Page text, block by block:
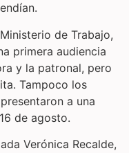
de Trabajo,
primera audiencia
y la patronal, pero
Tampoco los
a una
de agosto.
Verónica Recalde,